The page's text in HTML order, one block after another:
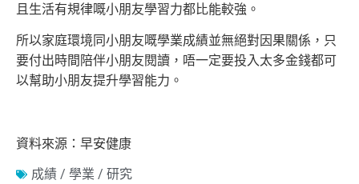
且生活有規律嘅小朋友學習力都比能較強。
所以家庭環境同小朋友嘅學業成績並無絕對因果關係，只
要付出時間陪伴小朋友閱讀，唔一定要投入太多金錢都可
以幫助小朋友提升學習能力。
資料來源：早安健康
成績 / 學業 / 研究